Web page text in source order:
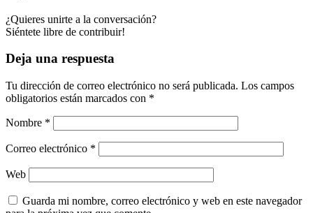
¿Quieres unirte a la conversación?
Siéntete libre de contribuir!
Deja una respuesta
Tu dirección de correo electrónico no será publicada. Los campos
obligatorios están marcados con *
Nombre *
Correo electrónico *
Web
Guarda mi nombre, correo electrónico y web en este navegador